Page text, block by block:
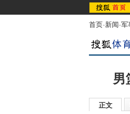
首页-新闻-军
男
正文